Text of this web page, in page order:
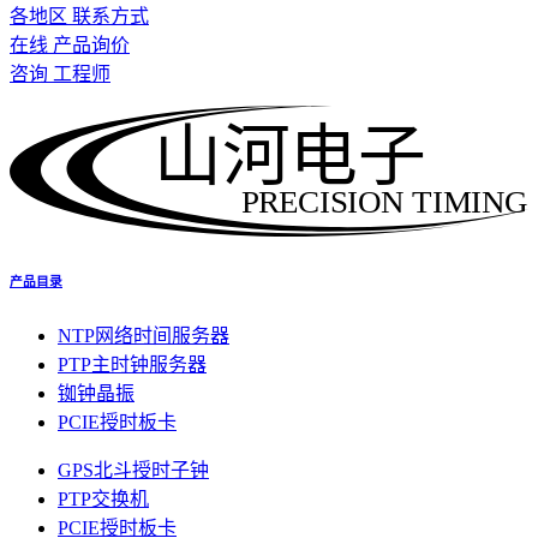
各地区 联系方式
在线 产品询价
咨询 工程师
PRECISION TIMING
山河电子
产品目录
NTP网络时间服务器
PTP主时钟服务器
铷钟晶振
PCIE授时板卡
GPS北斗授时子钟
PTP交换机
PCIE授时板卡